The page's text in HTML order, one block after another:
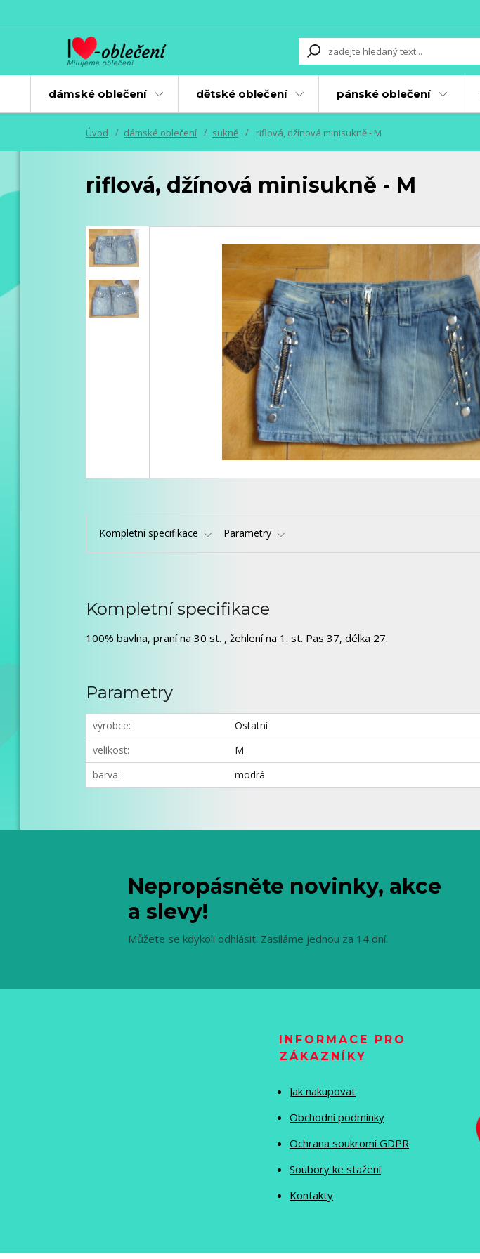
dámské oblečení dětské oblečení pánské oblečení
Úvod dámské oblečení sukně riflová, džínová minisukně - M
riflová, džínová minisukně - M
Kompletní specifikace Parametry
Kompletní specifikace
100% bavlna, praní na 30 st. , žehlení na 1. st. Pas 37, délka 27.
Parametry
výrobce
Ostatní
velikost
M
barva
modrá
Nepropásněte novinky, akce
a slevy!
Můžete se kdykoli odhlásit. Zasíláme jednou za 14 dní.
INFORMACE PRO
ZÁKAZNÍKY
Jak nakupovat
Obchodní podmínky
Ochrana soukromí GDPR
Soubory ke stažení
Kontakty